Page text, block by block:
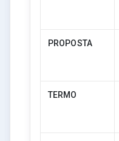
PROPOSTA
TERMO